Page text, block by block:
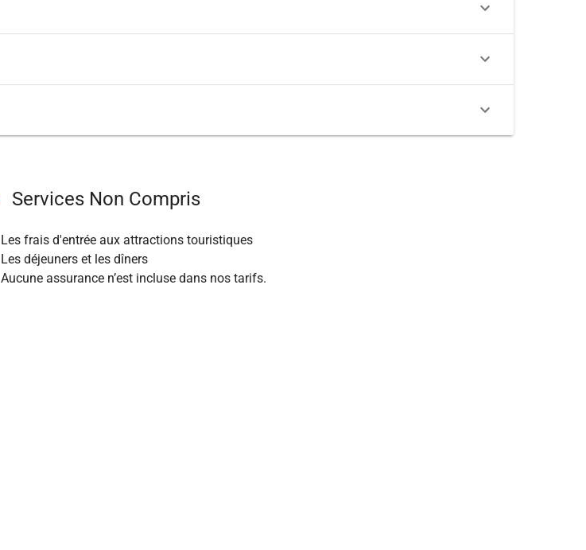
Services Non Compris
Les frais d'entrée aux attractions touristiques
Les déjeuners et les dîners
Aucune assurance n’est incluse dans nos tarifs.